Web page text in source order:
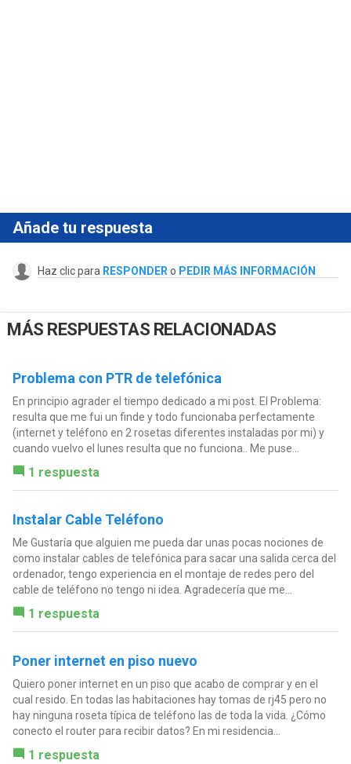
Añade tu respuesta
Haz clic para RESPONDER o PEDIR MÁS INFORMACIÓN
MÁS RESPUESTAS RELACIONADAS
Problema con PTR de telefónica
En principio agrader el tiempo dedicado a mi post. El Problema:
resulta que me fui un finde y todo funcionaba perfectamente
(internet y teléfono en 2 rosetas diferentes instaladas por mi) y
cuando vuelvo el lunes resulta que no funciona.. Me puse...
1 respuesta
Instalar Cable Teléfono
Me Gustaría que alguien me pueda dar unas pocas nociones de
como instalar cables de telefónica para sacar una salida cerca del
ordenador, tengo experiencia en el montaje de redes pero del
cable de teléfono no tengo ni idea. Agradecería que me...
1 respuesta
Poner internet en piso nuevo
Quiero poner internet en un piso que acabo de comprar y en el
cual resido. En todas las habitaciones hay tomas de rj45 pero no
hay ninguna roseta típica de teléfono las de toda la vida. ¿Cómo
conecto el router para recibir datos? En mi residencia...
1 respuesta